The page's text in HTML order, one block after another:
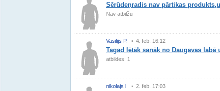
Sērūdeņradis nav pārtikas
Nav atbilžu
Vasilijs P. 4. feb. 16:12
Tagad lētāk sanāk no Daugavas labā
atbildes: 1
nikolajs l. 2. feb. 17:03